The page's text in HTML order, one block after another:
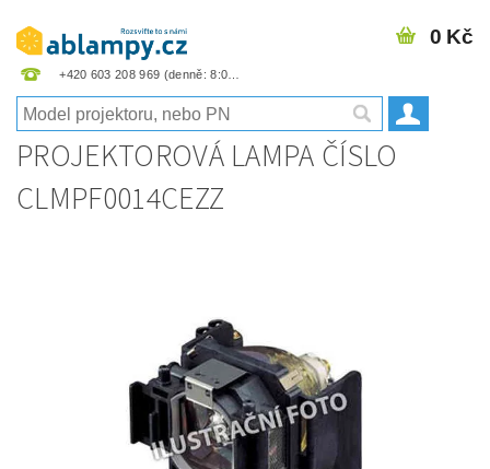
+420 603 208 969
0 Kč
PROJEKTOROVÁ LAMPA ČÍSLO
CLMPF0014CEZZ